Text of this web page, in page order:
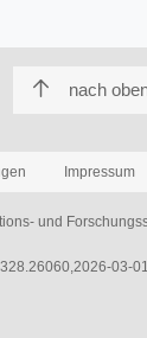
nach
Impressum
und
03-